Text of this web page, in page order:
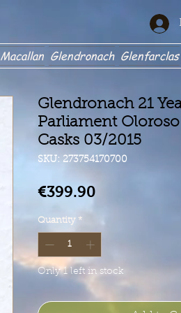
Macallan Glendronach Glenfarclas
Glendronach 21
Parliament Oloroso
Casks 03/2015
SKU: 273754170700
€399.90Price
Quantity *
Only 1 left in stock